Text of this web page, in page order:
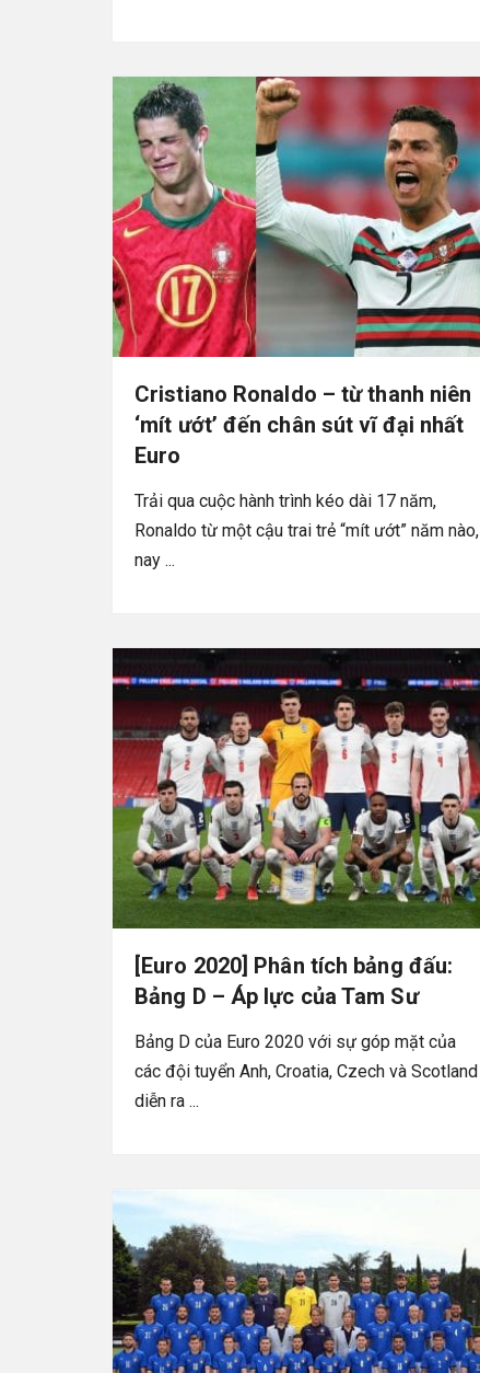
Cristiano Ronaldo – từ thanh niên
‘mít ướt’ đến chân sút vĩ đại nhất
Euro
Trải qua cuộc hành trình kéo dài 17 năm,
Ronaldo từ một cậu trai trẻ “mít ướt” năm nào,
nay ...
[Euro 2020] Phân tích bảng đấu:
Bảng D – Áp lực của Tam Sư
Bảng D của Euro 2020 với sự góp mặt của
các đội tuyển Anh, Croatia, Czech và Scotland
diễn ra ...